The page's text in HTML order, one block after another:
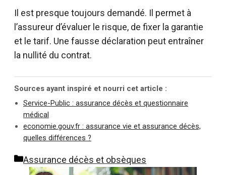
Il est presque toujours demandé. Il permet à
l’assureur d’évaluer le risque, de fixer la garantie
et le tarif. Une fausse déclaration peut entraîner
la nullité du contrat.
Sources ayant inspiré et nourri cet article :
Service-Public : assurance décès et questionnaire
médical
economie.gouv.fr : assurance vie et assurance décès,
quelles différences ?
Catégories
Assurance décès et obsèques